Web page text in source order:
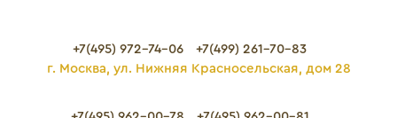
+7(495) 972-74-06
+7(499) 261-70-83
г. Москва, ул. Нижняя Красносельская, дом 28